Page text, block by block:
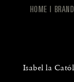
HOME
Isabel la